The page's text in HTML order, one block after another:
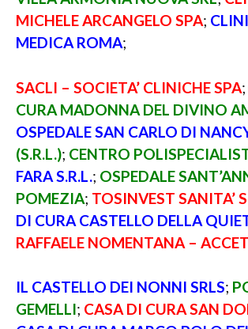
MICHELE ARCANGELO SPA;
MEDICA ROMA;
SACLI – SOCIETA’ CLINICHE SPA;
CURA MADONNA DEL DIVINO
OSPEDALE SAN CARLO DI
(S.R.L.); CENTRO
FARA S.R.L.; OSPEDALE
POMEZIA; TOSINVEST SANITA’
DI CURA CASTELLO DELLA
RAFFAELE NOMENTANA –
IL CASTELLO DEI NONNI SRLS;
GEMELLI; CASA DI CURA SAN